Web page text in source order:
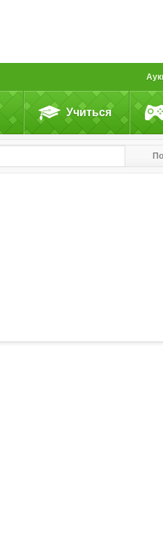
Учиться